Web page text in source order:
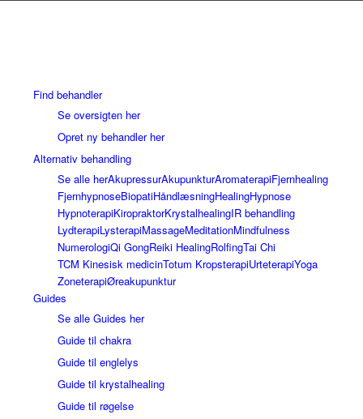
Find behandler
Se oversigten her
Opret ny behandler her
Alternativ behandling
Se alle herAkupressurAkupunkturAromaterapiFjernhealing
FjernhypnoseBiopatiHåndlæsningHealingHypnose
HypnoterapiKiropraktorKrystalhealingIR behandling
LydterapiLysterapiMassageMeditationMindfulness
NumerologiQi GongReiki HealingRolfingTai Chi
TCM Kinesisk medicinTotum KropsterapiUrteterapiYoga
ZoneterapiØreakupunktur
Guides
Se alle Guides her
Guide til chakra
Guide til englelys
Guide til krystalhealing
Guide til røgelse